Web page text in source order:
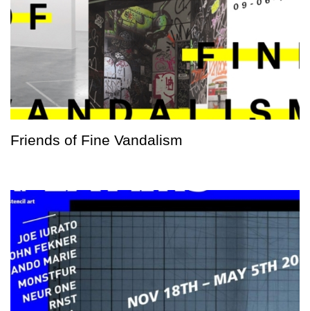
Friends of Fine Vandalism